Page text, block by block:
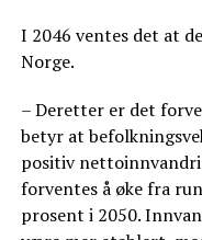
I 2046 ventes det at
Norge.
– Deretter er det
betyr at
positiv
forventes å øke fra
prosent i 2050.